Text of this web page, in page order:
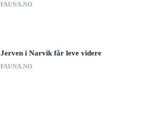
FAUNA.NO
Jerven i Narvik får leve videre
FAUNA.NO